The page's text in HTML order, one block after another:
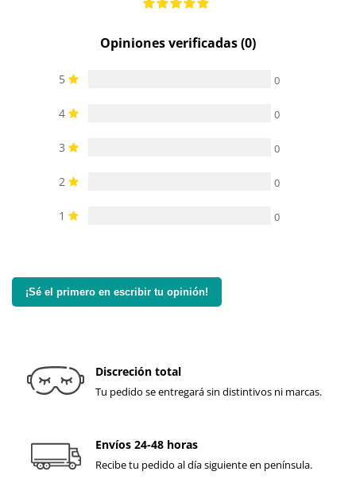
Opiniones verificadas (0)
5 0
4 0
3 0
2 0
1 0
¡Sé el primero en escribir tu opinión!
Discreción total
Tu pedido se entregará sin distintivos ni marcas.
Envíos 24-48 horas
Recibe tu pedido al día siguiente en península.